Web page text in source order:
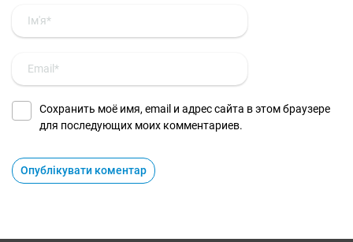
Сохранить моё имя, email и адрес сайта в этом браузере
для последующих моих комментариев.